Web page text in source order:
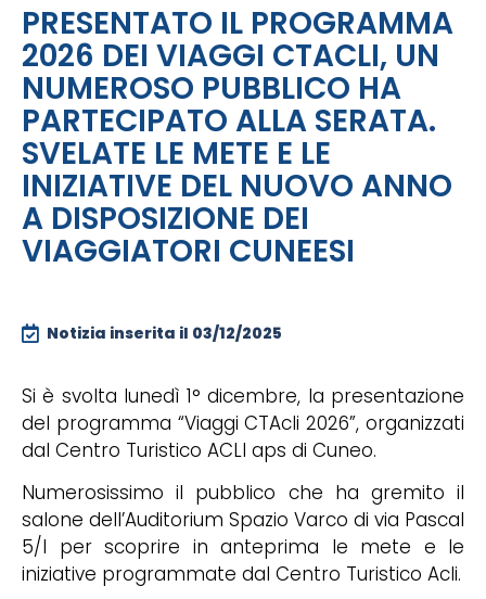
PRESENTATO IL PROGRAMMA
2026 DEI VIAGGI CTACLI, UN
NUMEROSO PUBBLICO HA
PARTECIPATO ALLA SERATA.
SVELATE LE METE E LE
INIZIATIVE DEL NUOVO ANNO
A DISPOSIZIONE DEI
VIAGGIATORI CUNEESI
Notizia inserita il 03/12/2025
Si è svolta lunedì 1° dicembre, la presentazione
del programma “Viaggi CTAcli 2026”, organizzati
dal Centro Turistico ACLI aps di Cuneo.
Numerosissimo il pubblico che ha gremito il
salone dell’Auditorium Spazio Varco di via Pascal
5/l per scoprire in anteprima le mete e le
iniziative programmate dal Centro Turistico Acli.